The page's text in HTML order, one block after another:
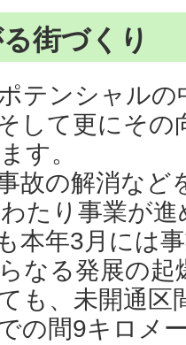
街づくり
テンシャル
して更にそ
す。
故の解消など
たり事業が
本年3月には
なる発展の
も、未開通区
の間9キロメ